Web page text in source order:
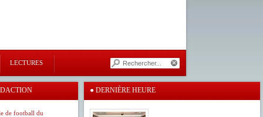
LECTURES
de football du
● DERNIÈRE HEURE